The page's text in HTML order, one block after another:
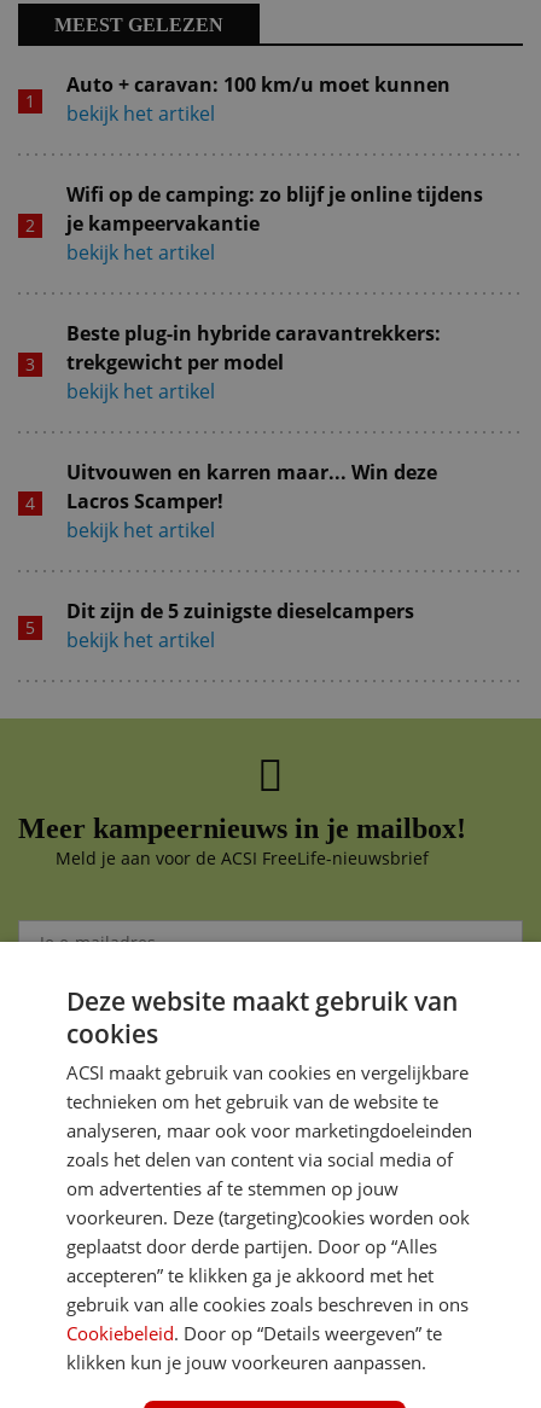
MEEST GELEZEN
Auto + caravan: 100 km/u moet kunnen
bekijk het artikel
Wifi op de camping: zo blijf je online tijdens
je kampeervakantie
bekijk het artikel
Beste plug-in hybride caravantrekkers:
trekgewicht per model
bekijk het artikel
Uitvouwen en karren maar... Win deze
Lacros Scamper!
bekijk het artikel
Dit zijn de 5 zuinigste dieselcampers
bekijk het artikel
Meer kampeernieuws in je mailbox!
Meld je aan voor de ACSI FreeLife-nieuwsbrief
Aanmelden
Je gegevens zijn veilig en worden niet gedeeld met anderen
DIRECT NAAR
MEER ACSI FREELIFE
Deze website maakt gebruik van
cookies
ACSI maakt gebruik van cookies en vergelijkbare
technieken om het gebruik van de website te
analyseren, maar ook voor marketingdoeleinden
zoals het delen van content via social media of
om advertenties af te stemmen op jouw
voorkeuren. Deze (targeting)cookies worden ook
geplaatst door derde partijen. Door op “Alles
accepteren” te klikken ga je akkoord met het
gebruik van alle cookies zoals beschreven in ons
Cookiebeleid. Door op “Details weergeven” te
klikken kun je jouw voorkeuren aanpassen.